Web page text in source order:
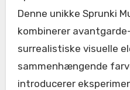
Denne unikke Sprunki
kombinerer
surrealistiske visuelle
sammenhængende
introducerer